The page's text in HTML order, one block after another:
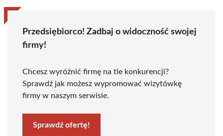
Przedsiębiorco! Zadbaj o widoczność swojej
firmy!
Chcesz wyróżnić firmę na tle konkurencji?
Sprawdź jak możesz wypromować wizytówkę
firmy w naszym serwisie.
Sprawdź ofertę!